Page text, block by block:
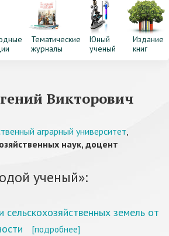
Тематические
журналы
Юный
ученый
Издание
книг
Викторович
аграрный университет,
наук, доцент
ученый»:
сельскохозяйственных земель от
[подробнее]